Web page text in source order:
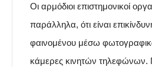
Οι αρμόδιοι επιστημονικοί
παράλληλα, ότι είναι
φαινομένου μέσω
κάμερες κινητών τηλεφώνων.